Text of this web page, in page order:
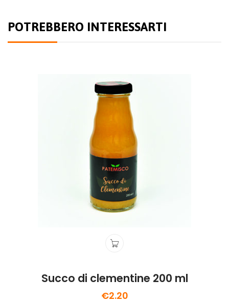
POTREBBERO INTERESSARTI
Succo di clementine 200 ml
€2.20